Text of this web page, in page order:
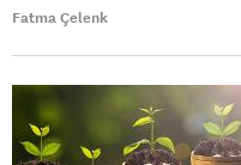
Fatma Çelenk